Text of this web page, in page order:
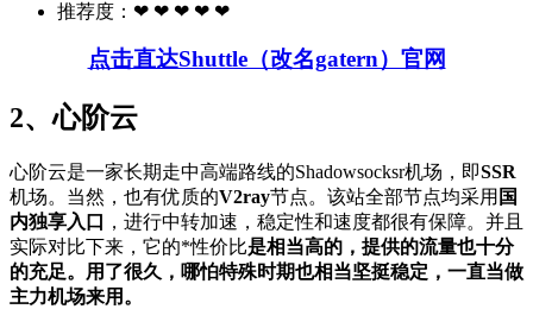
推荐度：❤ ❤ ❤ ❤ ❤
点击直达Shuttle（改名gatern）官网
2、心阶云
心阶云是一家长期走中高端路线的Shadowsocksr机场，即SSR
机场。当然，也有优质的V2ray节点。该站全部节点均采用 国
内独享入口
，进行中转加速，稳定性和速度都很有保障。并且
实际对比下来，它的*性价比是相当高的，提供的流量也十分
的充足。用了很久，哪怕特殊时期也相当坚挺稳定，一直当做
主力机场来用。